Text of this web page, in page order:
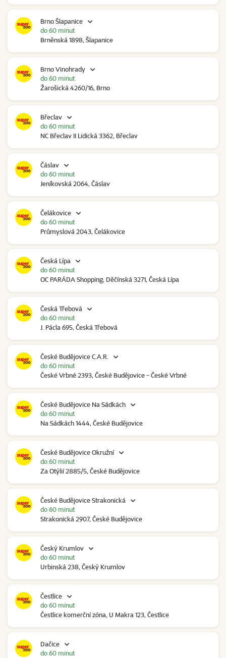
Brno Šlapanice
Brněnská 1898, Šlapanice
do 60 minut
Brno Vinohrady
Žarošická 4260/16, Brno
do 60 minut
Břeclav
NC Břeclav II Lidická 3362, Břeclav
do 60 minut
Čáslav
Jeníkovská 2064, Čáslav
do 60 minut
Čelákovice
Průmyslová 2043, Čelákovice
do 60 minut
Česká Lípa
OC PARÁDA Shopping, Děčínská 3271, Česká Lípa
do 60 minut
Česká Třebová
J. Pácla 695, Česká Třebová
do 60 minut
České Budějovice C.A.R.
České Vrbné 2393, České Budějovice - České Vrbné
do 60 minut
České Budějovice Na Sádkách
Na Sádkách 1444, České Budějovice
do 60 minut
České Budějovice Okružní
Za Otýlií 2885/5, České Budějovice
do 60 minut
České Budějovice Strakonická
Strakonická 2907, České Budějovice
do 60 minut
Český Krumlov
Urbinská 238, Český Krumlov
do 60 minut
Čestlice
Čestlice komerční zóna, U Makra 123, Čestlice
do 60 minut
Dačice
do 60 minut